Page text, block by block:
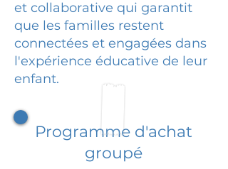
et collaborative qui garantit
que les familles restent
connectées et engagées dans
l'expérience éducative de leur
enfant.
Programme d'achat
groupé